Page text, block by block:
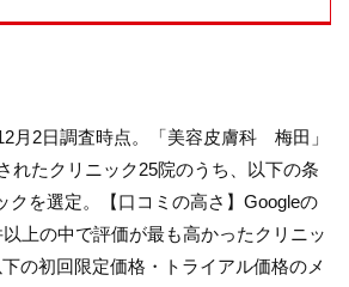
月2日調査時点。「美容皮膚科 梅田」
れたクリニック25院のうち、以下の条
クを選定。【口コミの高さ】Googleの
上の中で評価が最も高かったクリニッ
の初回限定価格・トライアル価格のメ